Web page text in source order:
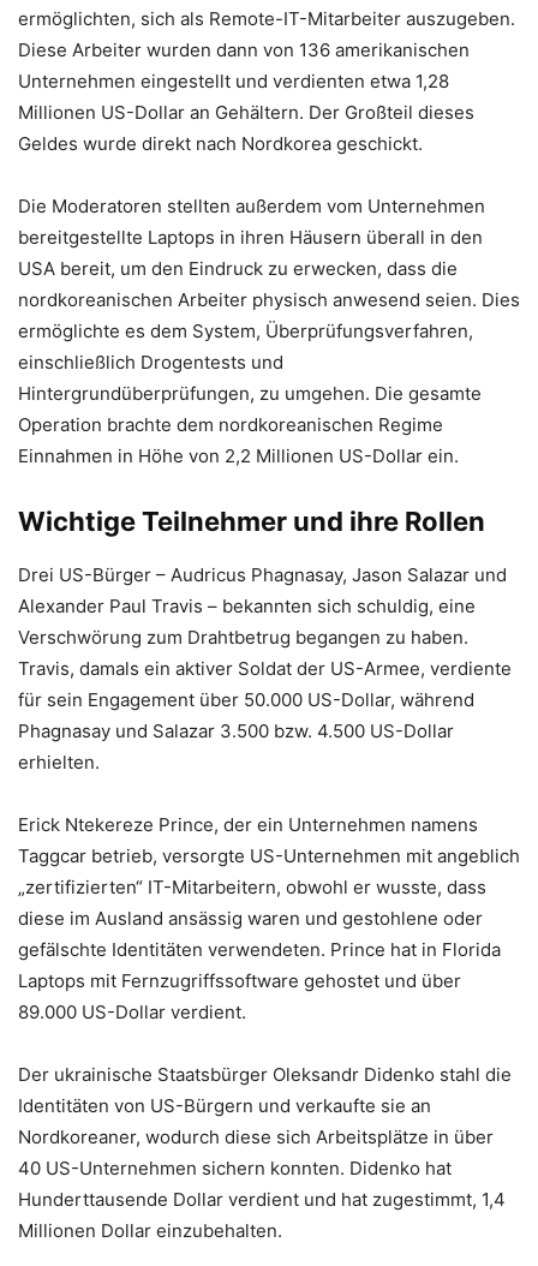
ermöglichten, sich als Remote-IT-Mitarbeiter auszugeben.
Diese Arbeiter wurden dann von 136 amerikanischen
Unternehmen eingestellt und verdienten etwa 1,28
Millionen US-Dollar an Gehältern. Der Großteil dieses
Geldes wurde direkt nach Nordkorea geschickt.
Die Moderatoren stellten außerdem vom Unternehmen
bereitgestellte Laptops in ihren Häusern überall in den
USA bereit, um den Eindruck zu erwecken, dass die
nordkoreanischen Arbeiter physisch anwesend seien. Dies
ermöglichte es dem System, Überprüfungsverfahren,
einschließlich Drogentests und
Hintergrundüberprüfungen, zu umgehen. Die gesamte
Operation brachte dem nordkoreanischen Regime
Einnahmen in Höhe von 2,2 Millionen US-Dollar ein.
Wichtige Teilnehmer und ihre Rollen
Drei US-Bürger – Audricus Phagnasay, Jason Salazar und
Alexander Paul Travis – bekannten sich schuldig, eine
Verschwörung zum Drahtbetrug begangen zu haben.
Travis, damals ein aktiver Soldat der US-Armee, verdiente
für sein Engagement über 50.000 US-Dollar, während
Phagnasay und Salazar 3.500 bzw. 4.500 US-Dollar
erhielten.
Erick Ntekereze Prince, der ein Unternehmen namens
Taggcar betrieb, versorgte US-Unternehmen mit angeblich
„zertifizierten“ IT-Mitarbeitern, obwohl er wusste, dass
diese im Ausland ansässig waren und gestohlene oder
gefälschte Identitäten verwendeten. Prince hat in Florida
Laptops mit Fernzugriffssoftware gehostet und über
89.000 US-Dollar verdient.
Der ukrainische Staatsbürger Oleksandr Didenko stahl die
Identitäten von US-Bürgern und verkaufte sie an
Nordkoreaner, wodurch diese sich Arbeitsplätze in über
40 US-Unternehmen sichern konnten. Didenko hat
Hunderttausende Dollar verdient und hat zugestimmt, 1,4
Millionen Dollar einzubehalten.